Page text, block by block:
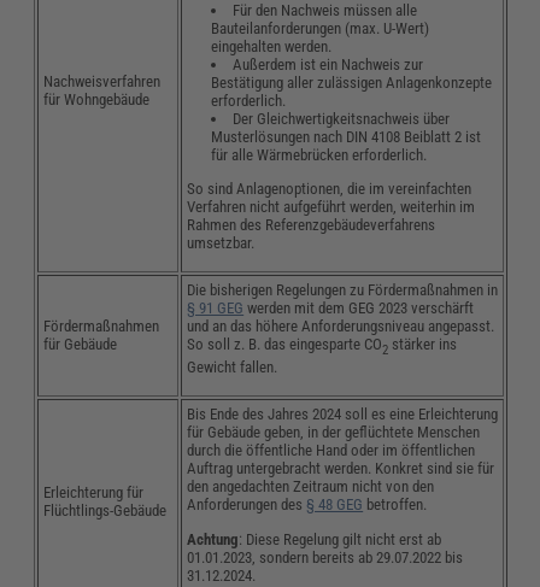
Nachweisverfahren
für Wohngebäude
Für den Nachweis müssen alle
Bauteilanforderungen (max. U-Wert)
eingehalten werden.
Außerdem ist ein Nachweis zur
Bestätigung aller zulässigen Anlagenkonzepte
erforderlich.
Der Gleichwertigkeitsnachweis über
Musterlösungen nach DIN 4108 Beiblatt 2 ist
für alle Wärmebrücken erforderlich.
So sind Anlagenoptionen, die im vereinfachten
Verfahren nicht aufgeführt werden, weiterhin im
Rahmen des Referenzgebäudeverfahrens
umsetzbar.
Fördermaßnahmen
für Gebäude
Die bisherigen Regelungen zu Fördermaßnahmen in
§ 91 GEG werden mit dem GEG 2023 verschärft
und an das höhere Anforderungsniveau angepasst.
So soll z. B. das eingesparte CO2 stärker ins
Gewicht fallen.
Erleichterung für
Flüchtlings-Gebäude
Bis Ende des Jahres 2024 soll es eine Erleichterung
für Gebäude geben, in der geflüchtete Menschen
durch die öffentliche Hand oder im öffentlichen
Auftrag untergebracht werden. Konkret sind sie für
den angedachten Zeitraum nicht von den
Anforderungen des § 48 GEG betroffen.
Achtung: Diese Regelung gilt nicht erst ab
01.01.2023, sondern bereits ab 29.07.2022 bis
31.12.2024.